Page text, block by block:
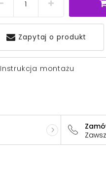
Zapytaj o produkt
Instrukcja montażu